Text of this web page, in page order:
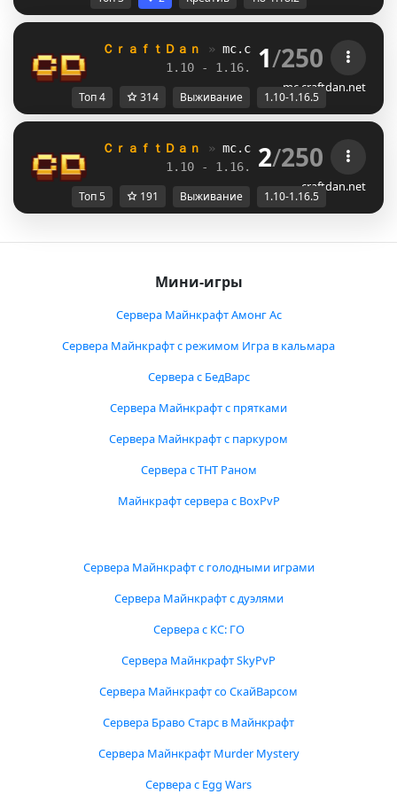
ＣｒａｆｔＤａｎ » mc.craftdan.net //
1.10 - 1.16.5 //
1/250
mc.craftdan.net
Топ 4 314 Выживание 1.10-1.16.5
ＣｒａｆｔＤａｎ » mc.craftdan.net //
1.10 - 1.16.5 //
2/250
craftdan.net
Топ 5 191 Выживание 1.10-1.16.5
Мини-игры
Сервера Майнкрафт Амонг Ас
Сервера Майнкрафт с режимом Игра в кальмара
Сервера с БедВарс
Сервера Майнкрафт с прятками
Сервера Майнкрафт с паркуром
Сервера с ТНТ Раном
Майнкрафт сервера с BoxPvP
Сервера Майнкрафт с голодными играми
Сервера Майнкрафт с дуэлями
Сервера с КС: ГО
Сервера Майнкрафт SkyPvP
Сервера Майнкрафт со СкайВарсом
Сервера Браво Старс в Майнкрафт
Сервера Майнкрафт Murder Mystery
Сервера с Egg Wars